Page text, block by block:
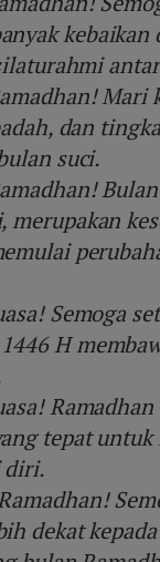
kebaikan
antar
Mari
dan
suci.
merupakan
Semoga
H
tepat
diri.
dekat